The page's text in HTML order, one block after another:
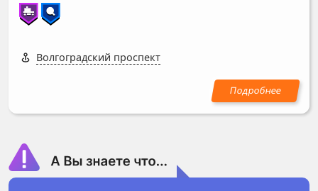
Волгоградский проспект